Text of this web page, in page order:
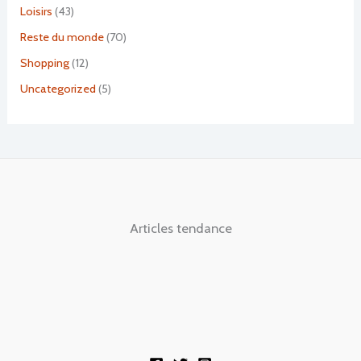
Loisirs (43)
Reste du monde(70)
Shopping(12)
Uncategorized (5)
Articles tendance